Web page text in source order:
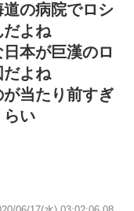
の病院でロシ
だよね
本が巨漢のロ
だよね
当たり前すぎ
らい